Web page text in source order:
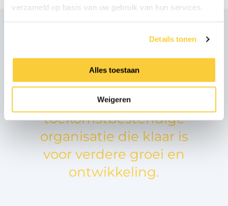
verzameld op basis van uw gebruik van hun services.
Details tonen
Alles toestaan
Weigeren
nieuwbouw als een
belangrijke basis voor
een
toekomstbestendige
organisatie die klaar is
voor verdere groei en
ontwikkeling.